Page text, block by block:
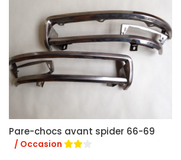
Pare-chocs avant spider 66-69
/ Occasion